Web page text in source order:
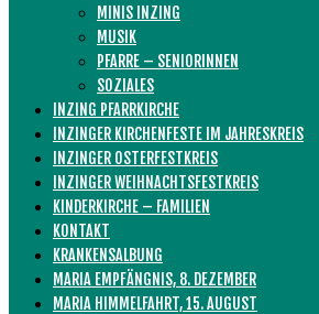
MINIS INZING
MUSIK
PFARRE – SENIORINNEN
SOZIALES
INZING PFARRKIRCHE
INZINGER KIRCHENFESTE IM JAHRESKREIS
INZINGER OSTERFESTKREIS
INZINGER WEIHNACHTSFESTKREIS
KINDERKIRCHE – FAMILIEN
KONTAKT
KRANKENSALBUNG
MARIA EMPFÄNGNIS, 8. DEZEMBER
MARIA HIMMELFAHRT, 15. AUGUST